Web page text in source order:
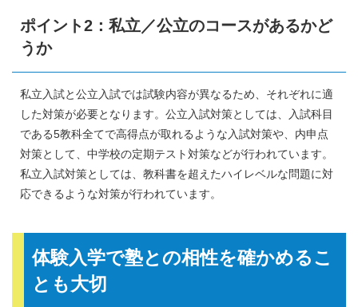
ポイント2：私立／公立のコースがあるかど
うか
私立入試と公立入試では試験内容が異なるため、それぞれに適
した対策が必要となります。公立入試対策としては、入試科目
である5教科全てで高得点が取れるような入試対策や、内申点
対策として、中学校の定期テスト対策などが行われています。
私立入試対策としては、教科書を超えたハイレベルな問題に対
応できるような対策が行われています。
体験入学で塾との相性を確かめるこ
とも大切